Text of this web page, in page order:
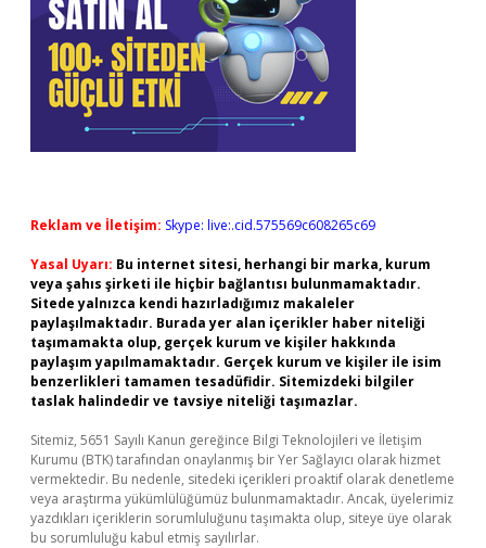
Reklam ve İletişim: Skype: live:.cid.575569c608265c69
Yasal Uyarı: Bu internet sitesi, herhangi bir marka, kurum
veya şahıs şirketi ile hiçbir bağlantısı bulunmamaktadır.
Sitede yalnızca kendi hazırladığımız makaleler
paylaşılmaktadır. Burada yer alan içerikler haber niteliği
taşımamakta olup, gerçek kurum ve kişiler hakkında
paylaşım yapılmamaktadır. Gerçek kurum ve kişiler ile isim
benzerlikleri tamamen tesadüfidir. Sitemizdeki bilgiler
taslak halindedir ve tavsiye niteliği taşımazlar.
Sitemiz, 5651 Sayılı Kanun gereğince Bilgi Teknolojileri ve İletişim
Kurumu (BTK) tarafından onaylanmış bir Yer Sağlayıcı olarak hizmet
vermektedir. Bu nedenle, sitedeki içerikleri proaktif olarak denetleme
veya araştırma yükümlülüğümüz bulunmamaktadır. Ancak, üyelerimiz
yazdıkları içeriklerin sorumluluğunu taşımakta olup, siteye üye olarak
bu sorumluluğu kabul etmiş sayılırlar.